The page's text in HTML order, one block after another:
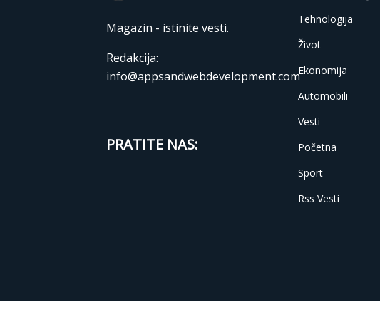
Magazin - istinite vesti.
Redakcija:
info@appsandwebdevelopment.com
PRATITE NAS:
Tehnologija
Život
Ekonomija
Automobili
Vesti
Početna
Sport
Rss Vesti